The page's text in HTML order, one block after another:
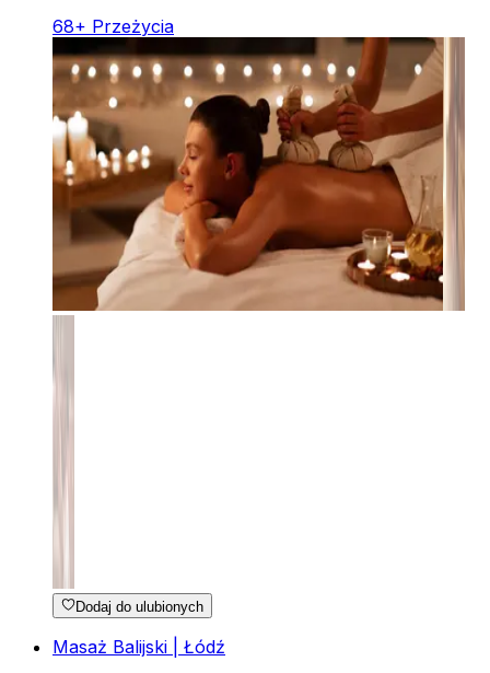
68+ Przeżycia
Dodaj do ulubionych
Masaż Balijski | Łódź